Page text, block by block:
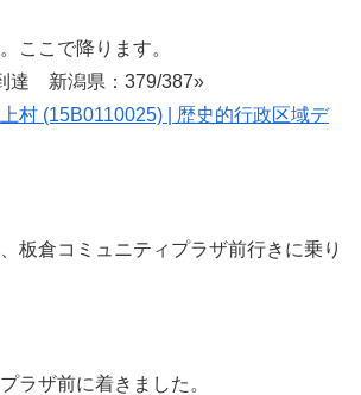
ここで降ります。
達 新潟県：379/387»
村 (15B0110025) | 歴史的行政区域デ
板倉コミュニティプラザ前行きに乗り
ラザ前に着きました。